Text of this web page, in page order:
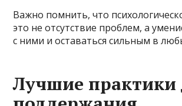
Важно помнить, что
это не отсутствие проблем, а
с ними и оставаться сильным в
Лучшие практики